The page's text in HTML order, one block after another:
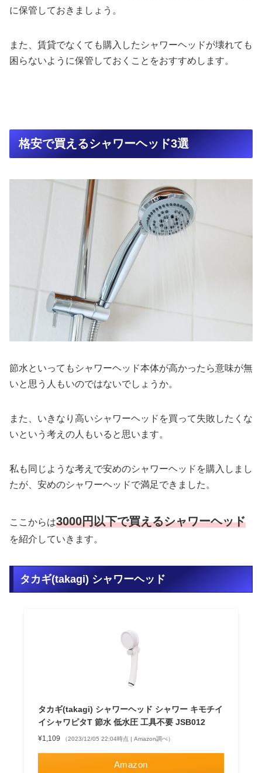
に保管しておきましょう。
また、賃貸でなくても購入したシャワーヘッドが壊れても
困らないように保管しておくことをおすすめします。
格安で買えるシャワーヘッド3選
節水といってもシャワーヘッド本体が高かったら意味が無
いと思う人もいのではないでしょうか。
また、いきなり高いシャワーヘッドを買って失敗したくな
いという考えの人もいると思います。
私も同じような考えで安めのシャワーヘッドを購入しまし
たが、安めのシャワーヘッドで満足できました。
ここからは3000円以下で買えるシャワーヘッド
を紹介していきます。
タカギ(takagi) シャワーヘッド
タカギ(takagi) シャワーヘッド シャワー キモチイ
イシャワピタT 節水 低水圧 工具不要 JSB012
¥1,109 （2023/12/05 22:04時点 | Amazon調べ）
Amazon